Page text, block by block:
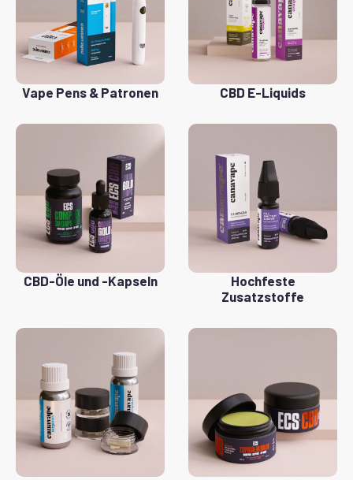
Vape Pens & Patronen CBD E-Liquids
CBD-Öle und -Kapseln
Hochfeste
Zusatzstoffe